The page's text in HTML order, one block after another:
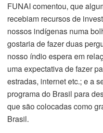
FUNAI comentou, que
recebiam recursos de
nossos indígenas numa
gostaria de fazer duas
nosso índio espera em
uma expectativa de fazer
estradas, internet etc.; e a
programa do Brasil para
que são colocadas como
Brasil.